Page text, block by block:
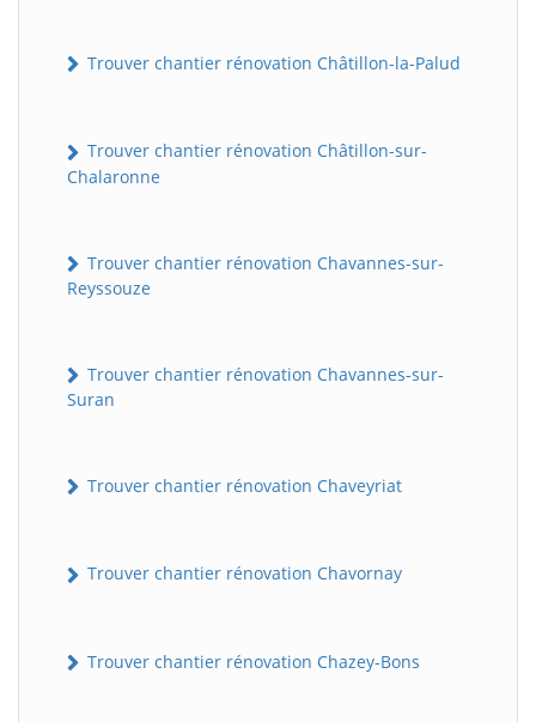
Trouver chantier rénovation Châtillon-la-Palud
Trouver chantier rénovation Châtillon-sur-
Chalaronne
Trouver chantier rénovation Chavannes-sur-
Reyssouze
Trouver chantier rénovation Chavannes-sur-
Suran
Trouver chantier rénovation Chaveyriat
Trouver chantier rénovation Chavornay
Trouver chantier rénovation Chazey-Bons